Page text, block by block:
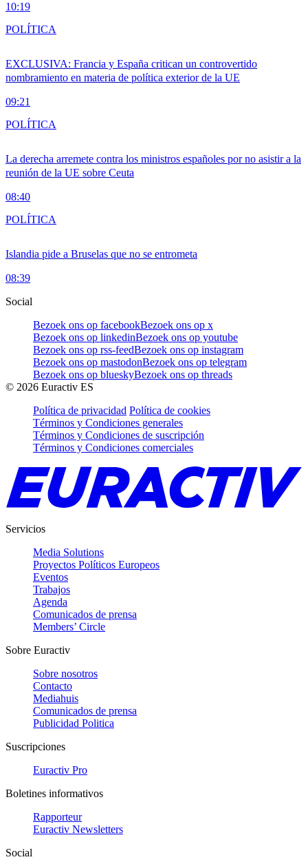
10:19
EXCLUSIVA: Francia y España critican un controvertido
nombramiento en materia de política exterior de la UE
09:21
POLÍTICA
La derecha arremete contra los ministros españoles por no asistir a la
reunión de la UE sobre Ceuta
08:40
POLÍTICA
Islandia pide a Bruselas que no se entrometa
08:39
POLÍTICA
Social
Bezoek ons op facebookBezoek ons op x
Bezoek ons op linkedinBezoek ons op youtube
Bezoek ons op rss-feedBezoek ons op instagram
Bezoek ons op mastodonBezoek ons op telegram
Bezoek ons op blueskyBezoek ons op threads
© 2026 Euractiv ES
Política de privacidad Política de cookies
Términos y Condiciones generales
Términos y Condiciones de suscripción
Términos y Condiciones comerciales
Servicios
Media Solutions
Proyectos Políticos Europeos
Eventos
Trabajos
Agenda
Comunicados de prensa
Members’ Circle
Sobre Euractiv
Sobre nosotros
Contacto
Mediahuis
Comunicados de prensa
Publicidad Politica
Suscripciones
Euractiv Pro
Boletines informativos
Rapporteur
Euractiv Newsletters
Social